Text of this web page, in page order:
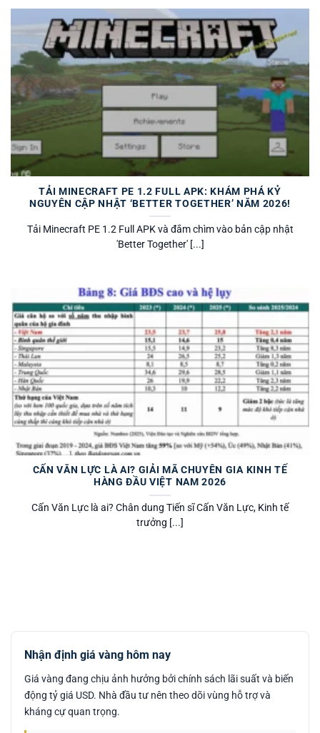
TẢI MINECRAFT PE 1.2 FULL APK: KHÁM PHÁ KỶ
NGUYÊN CẬP NHẬT ‘BETTER TOGETHER’ NĂM 2026!
Tải Minecraft PE 1.2 Full APK và đắm chìm vào bản cập nhật
'Better Together' [...]
CẤN VĂN LỰC LÀ AI? GIẢI MÃ CHUYÊN GIA KINH TẾ
HÀNG ĐẦU VIỆT NAM 2026
Cấn Văn Lực là ai? Chân dung Tiến sĩ Cấn Văn Lực, Kinh tế
trưởng [...]
Nhận định giá vàng hôm nay
Giá vàng đang chịu ảnh hưởng bởi chính sách lãi suất và biến
động tỷ giá USD. Nhà đầu tư nên theo dõi vùng hỗ trợ và
kháng cự quan trọng.